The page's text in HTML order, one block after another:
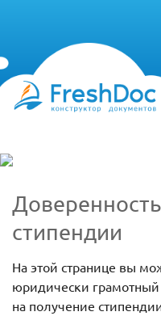
стипендии
На этой странице вы
юридически грамотный
на получение